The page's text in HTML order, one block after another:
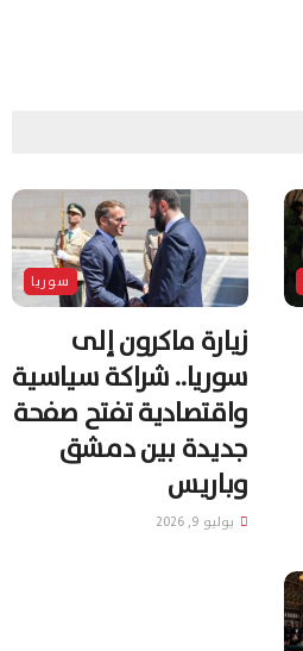
سوريا
زيارة ماكرون إلى
سوريا.. شراكة سياسية
واقتصادية تفتح صفحة
جديدة بين دمشق
وباريس
يوليو 9, 2026